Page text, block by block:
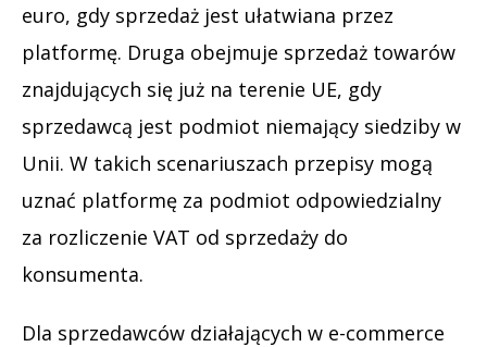
euro, gdy sprzedaż jest ułatwiana przez
platformę. Druga obejmuje sprzedaż towarów
znajdujących się już na terenie UE, gdy
sprzedawcą jest podmiot niemający siedziby w
Unii. W takich scenariuszach przepisy mogą
uznać platformę za podmiot odpowiedzialny
za rozliczenie VAT od sprzedaży do
konsumenta.
Dla sprzedawców działających w e-commerce